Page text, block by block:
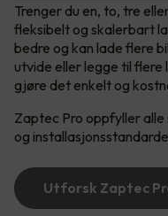
Trenger du en, to, tre
fleksibelt og skalerbart
bedre og kan lade flere
utvide eller legge til
gjøre det enkelt og
Zaptec Pro oppfyller
og
Utforsk Zaptec